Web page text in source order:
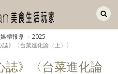
媒體報導
2025
》〈台菜進化論（上）〉
誌》〈台菜進化論